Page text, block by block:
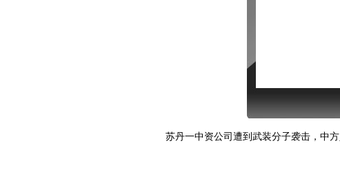
苏丹一中资公司遭到武装分子袭击，中方